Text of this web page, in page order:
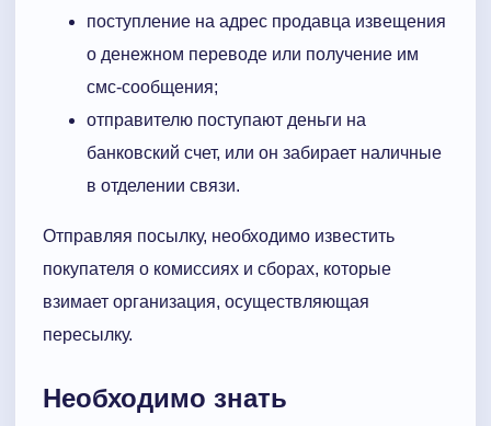
поступление на адрес продавца извещения
о денежном переводе или получение им
смс-сообщения;
отправителю поступают деньги на
банковский счет, или он забирает наличные
в отделении связи.
Отправляя посылку, необходимо известить
покупателя о комиссиях и сборах, которые
взимает организация, осуществляющая
пересылку.
Необходимо знать